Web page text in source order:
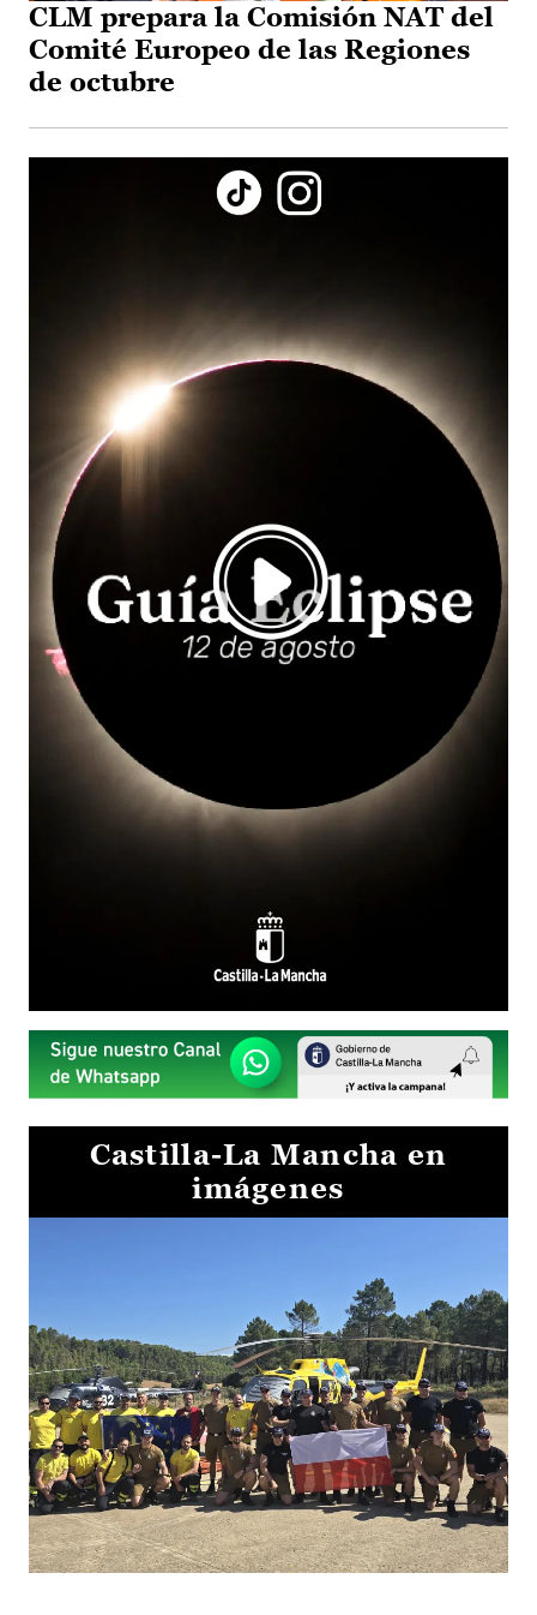
CLM prepara la Comisión NAT del
Comité Europeo de las Regiones
de octubre
Castilla-La Mancha en
imágenes